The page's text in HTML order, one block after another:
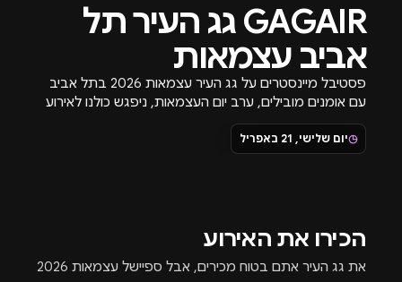
GAGAIR גג העיר תל
אביב עצמאות
פסטיבל מיינסטרים על גג העיר עצמאות 2026 בתל אביב
עם אומנים מובילים, ערב יום העצמאות, ניפגש כולנו לאירוע
גג העיר השמחים ביותר בשנה.
◷יום שלישי, 21 באפריל
הכירו את האירוע
את גג העיר אתם בטוח מכירים, אבל ספיישל עצמאות 2026